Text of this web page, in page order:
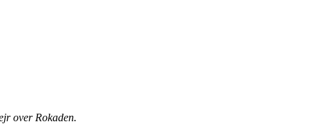
over Rokaden.